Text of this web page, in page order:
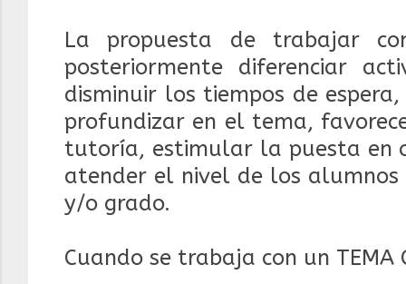
La propuesta de trabajar
posteriormente diferenciar
disminuir los tiempos de
profundizar en el tema,
tutoría, estimular la puesta en
atender el nivel de los alumnos
y/o grado.
Cuando se trabaja con un TEMA